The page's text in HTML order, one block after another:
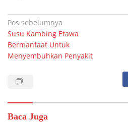
Navigasi
pos
Pos sebelumnya
Susu Kambing Etawa
Bermanfaat Untuk
Menyembuhkan Penyakit
Baca Juga